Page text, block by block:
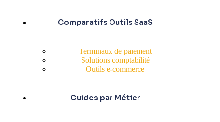
Comparatifs Outils SaaS
Terminaux de paiement
Solutions comptabilité
Outils e-commerce
Guides par Métier